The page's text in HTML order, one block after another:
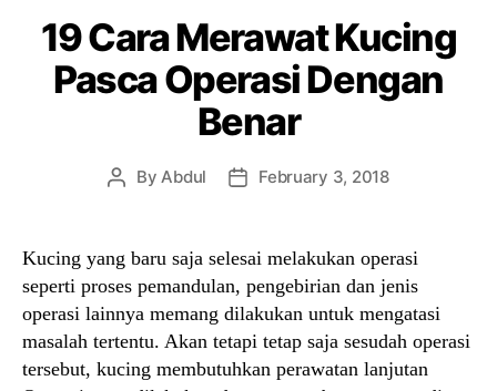
19 Cara Merawat Kucing
Pasca Operasi Dengan
Benar
PostByAbdul
PostFebruary 3, 2018
Kucing yang baru saja selesai melakukan operasi
seperti proses pemandulan, pengebirian dan jenis
operasi lainnya memang dilakukan untuk mengatasi
masalah tertentu. Akan tetapi tetap saja sesudah operasi
tersebut, kucing membutuhkan perawatan lanjutan